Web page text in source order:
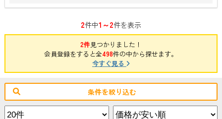
2件中1～2件を表示
2件見つかりました！
会員登録をすると全498件の中から探せます。
今すぐ見る
条件を絞り込む